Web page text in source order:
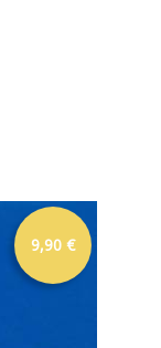
9,90 €